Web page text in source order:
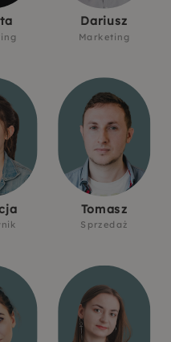
Dariusz
Marketing
Tomasz
Sprzedaż